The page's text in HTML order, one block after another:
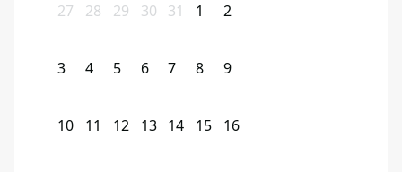
27 28 29 30 31 1 2
3 4 5 6 7 8 9
10 11 12 13 14 15 16